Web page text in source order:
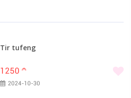
Tir tufeng
1250 m
2024-10-30